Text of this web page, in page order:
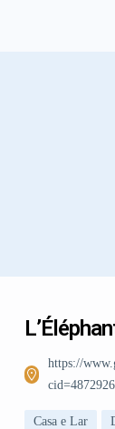
https://
Casa e Lar